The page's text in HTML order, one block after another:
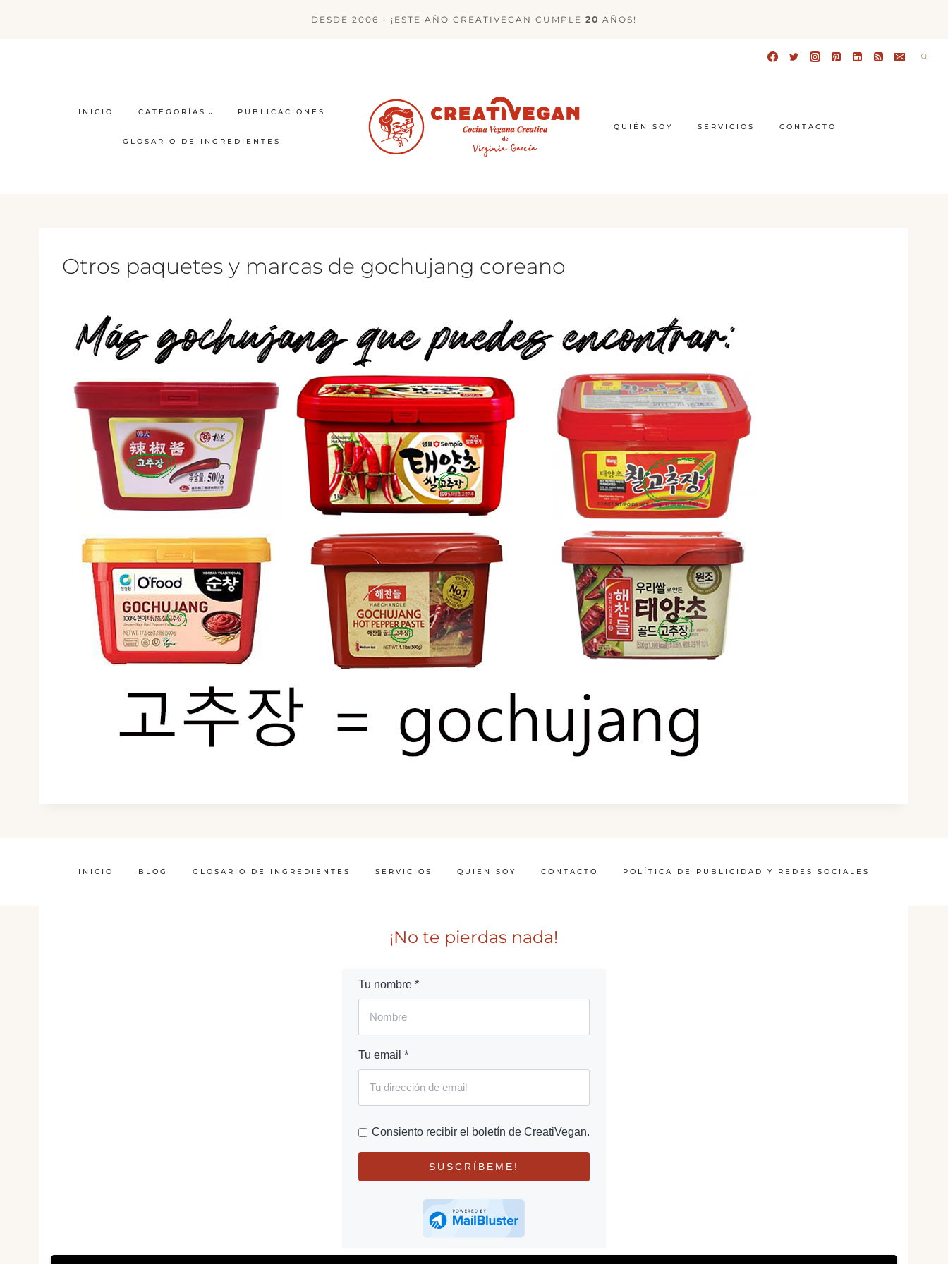
DESDE 2006 - ¡ESTE AÑO CREATIVEGAN CUMPLE 20 AÑOS!
INICIO CATEGORÍAS PUBLICACIONES
GLOSARIO DE INGREDIENTES
QUIÉN SOY SERVICIOS CONTACTO
Otros paquetes y marcas de gochujang coreano
INICIO BLOG GLOSARIO DE INGREDIENTES SERVICIOS QUIÉN SOY CONTACTO POLÍTICA DE PUBLICIDAD Y REDES SOCIALES
¡No te pierdas nada!
Tu nombre *
Tu email *
Consiento recibir el boletín de CreatiVegan.
SUSCRÍBEME!